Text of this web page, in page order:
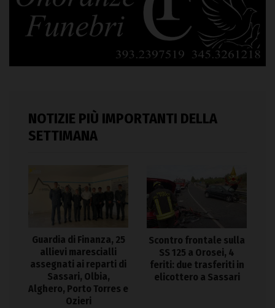
NOTIZIE PIÙ IMPORTANTI DELLA
SETTIMANA
Guardia di Finanza, 25
allievi marescialli
assegnati ai reparti di
Sassari, Olbia,
Alghero, Porto Torres e
Ozieri
Scontro frontale sulla
SS 125 a Orosei, 4
feriti: due trasferiti in
elicottero a Sassari